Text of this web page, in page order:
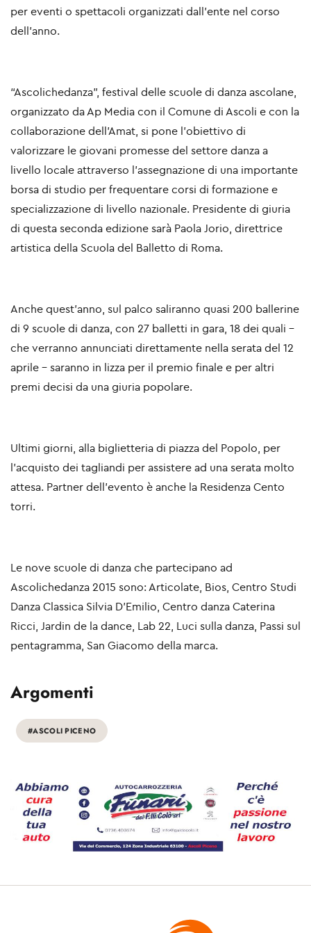
per eventi o spettacoli organizzati dall’ente nel corso
dell’anno.
“Ascolichedanza”, festival delle scuole di danza ascolane,
organizzato da Ap Media con il Comune di Ascoli e con la
collaborazione dell’Amat, si pone l’obiettivo di
valorizzare le giovani promesse del settore danza a
livello locale attraverso l’assegnazione di una importante
borsa di studio per frequentare corsi di formazione e
specializzazione di livello nazionale. Presidente di giuria
di questa seconda edizione sarà Paola Jorio, direttrice
artistica della Scuola del Balletto di Roma.
Anche quest’anno, sul palco saliranno quasi 200 ballerine
di 9 scuole di danza, con 27 balletti in gara, 18 dei quali –
che verranno annunciati direttamente nella serata del 12
aprile - saranno in lizza per il premio finale e per altri
premi decisi da una giuria popolare.
Ultimi giorni, alla biglietteria di piazza del Popolo, per
l’acquisto dei tagliandi per assistere ad una serata molto
attesa. Partner dell’evento è anche la Residenza Cento
torri.
Le nove scuole di danza che partecipano ad
Ascolichedanza 2015 sono: Articolate, Bios, Centro Studi
Danza Classica Silvia D’Emilio, Centro danza Caterina
Ricci, Jardin de la dance, Lab 22, Luci sulla danza, Passi sul
pentagramma, San Giacomo della marca.
Argomenti
#ASCOLI PICENO